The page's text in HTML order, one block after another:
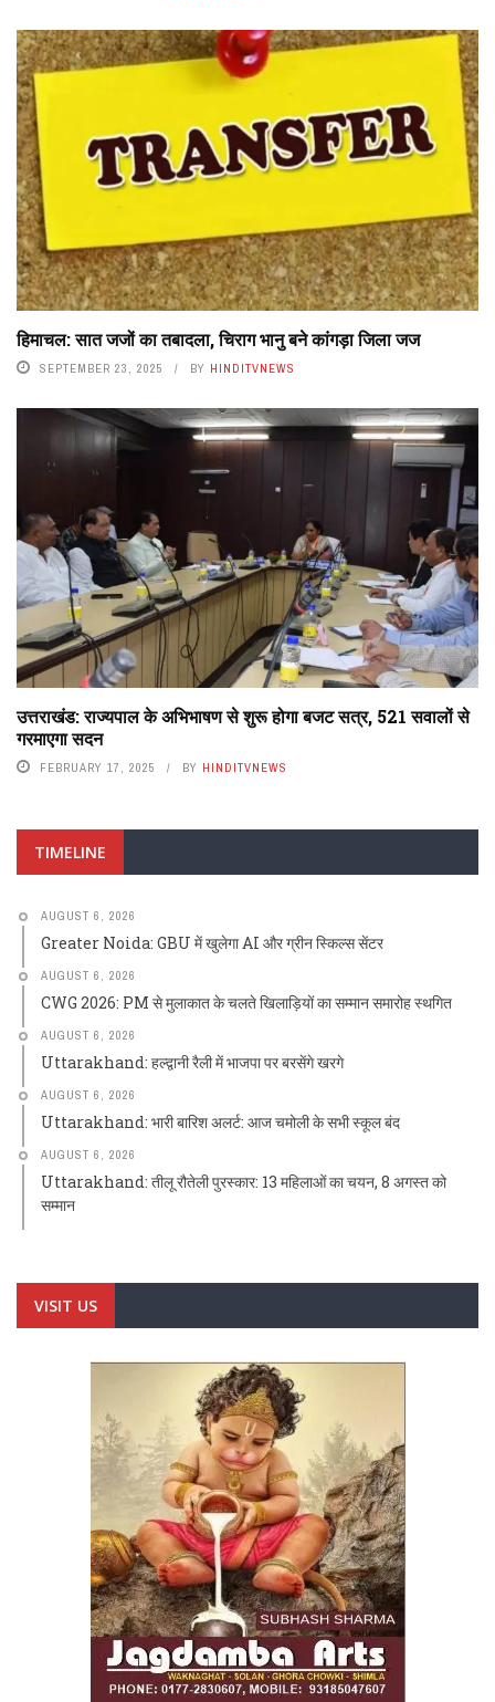
हिमाचल: सात जजों का तबादला, चिराग भानु बने कांगड़ा जिला जज
SEPTEMBER 23, 2025 BY HINDITVNEWS
उत्तराखंड: राज्यपाल के अभिभाषण से शुरू होगा बजट सत्र, 521 सवालों से
गरमाएगा सदन
FEBRUARY 17, 2025 BY HINDITVNEWS
TIMELINE
AUGUST 6, 2026
Greater Noida: GBU में खुलेगा AI और ग्रीन स्किल्स सेंटर
AUGUST 6, 2026
CWG 2026: PM से मुलाकात के चलते खिलाड़ियों का सम्मान समारोह स्थगित
AUGUST 6, 2026
Uttarakhand: हल्द्वानी रैली में भाजपा पर बरसेंगे खरगे
AUGUST 6, 2026
Uttarakhand: भारी बारिश अलर्ट: आज चमोली के सभी स्कूल बंद
AUGUST 6, 2026
Uttarakhand: तीलू रौतेली पुरस्कार: 13 महिलाओं का चयन, 8 अगस्त को
सम्मान
VISIT US